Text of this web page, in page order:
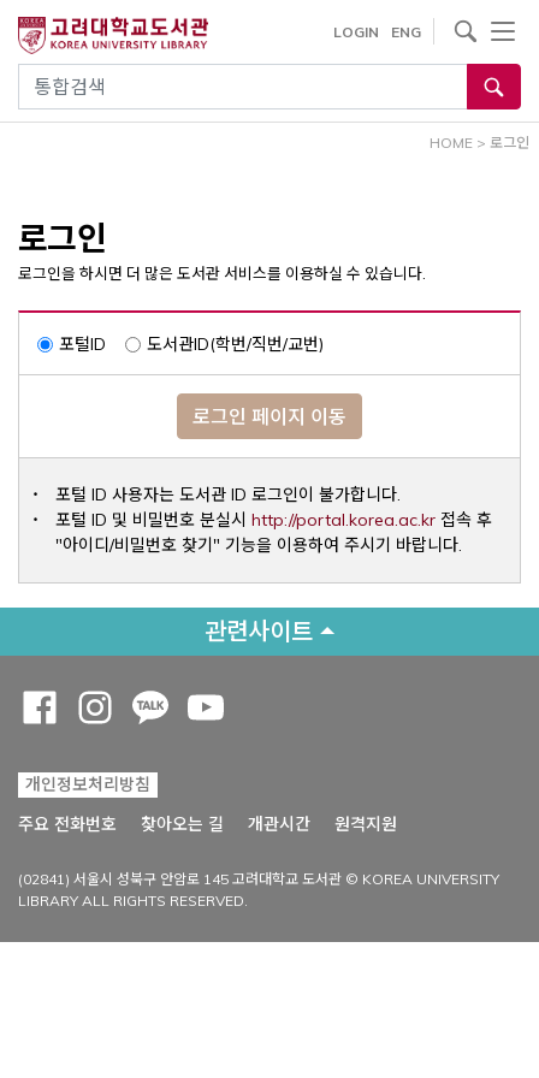
건
통합검색
LOGIN ENG
사이트내 검색
HOME > 로그인
로그인
로그인을 하시면 더 많은 도서관 서비스를 이용하실 수 있습니다.
포털ID 도서관ID(학번/직번/교번)
로그인 페이지 이동
포털 ID 사용자는 도서관 ID 로그인이 불가합니다.
포털 ID 및 비밀번호 분실시 http://portal.korea.ac.krOpens a
접속 후
"아이디/비밀번호 찾기" 기능을 이용하여 주시기 바랍니다.
관련사이트
개인정보처리방침
주요 전화번호
찾아오는 길 개관시간 원격지원
(02841) 서울시 성북구 안암로 145 고려대학교 도서관 © KOREA UNIVERSITY
LIBRARY ALL RIGHTS RESERVED.
Opens a new window
Opens a new window
Opens a new window